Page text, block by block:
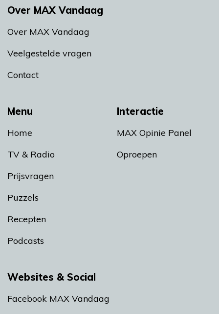
Menu
Home
TV & Radio
Prijsvragen
Puzzels
Recepten
Podcasts
Interactie
MAX Opinie Panel
Oproepen
Over MAX Vandaag
Over MAX Vandaag
Veelgestelde vragen
Contact
Websites & Social
Facebook MAX Vandaag